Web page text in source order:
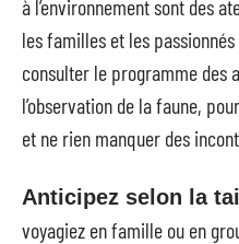
à l’environnement sont des
les familles et les passionnés
consulter le programme
l’observation de la faune,
et ne rien manquer des
Anticipez selon la
voyagiez en famille ou en